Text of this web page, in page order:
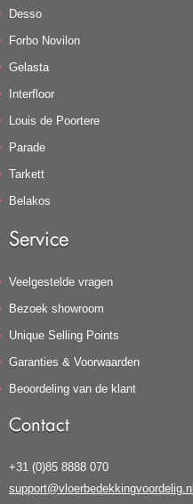
Desso
Forbo Novilon
Gelasta
Interfloor
Louis de Poortere
Parade
Tarkett
Belakos
Service
Veelgestelde vragen
Bezoek showroom
Unique Selling Points
Garanties & Voorwaarden
Beoordeling van de klant
Contact
+31 (0)85 8888 070
support@vloerbedekkingvoordelig.nl